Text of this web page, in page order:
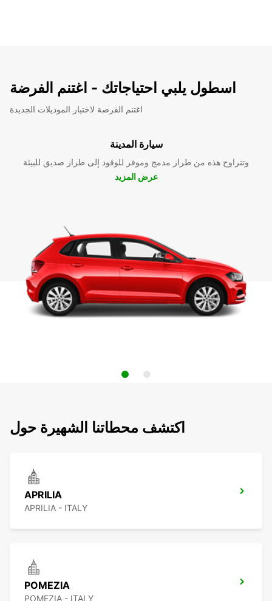
اسطول يلبي احتياجاتك - اغتنم الفرضة
اغتنم الفرصة لاختبار الموديلات الجديدة
سيارة المدينة
وتتراوح هذه من طراز مدمج وموفر للوقود إلى طراز صديق للبيئة
عرض المزيد
اكتشف محطاتنا الشهيرة حول
APRILIA
APRILIA - ITALY
POMEZIA
POMEZIA - ITALY